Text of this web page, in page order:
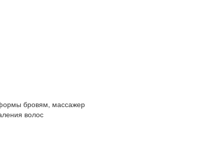
бровям, массажер
волос